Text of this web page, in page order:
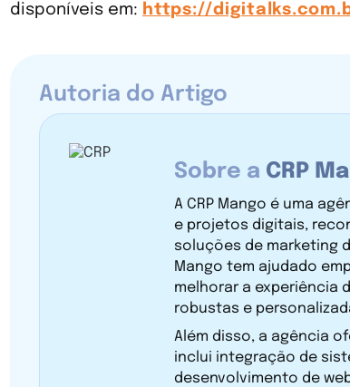
disponíveis em: https://
Autoria do Artigo
Sobre a CRP
A CRP Mango é uma
e projetos digitais,
soluções de marketing
Mango tem ajudado
melhorar a experiência
robustas e
Além disso, a agência
inclui integração de
desenvolvimento de